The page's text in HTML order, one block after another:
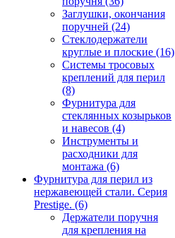
Заглушки, окончания
поручней (24)
Стеклодержатели
круглые и плоские (16)
Системы тросовых
креплений для перил
(8)
Фурнитура для
стеклянных козырьков
и навесов (4)
Инструменты и
расходники для
монтажа (6)
Фурнитура для перил из
нержавеющей стали. Серия
Prestige. (6)
Держатели поручня
для крепления на